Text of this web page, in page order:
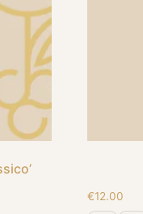
€12.00